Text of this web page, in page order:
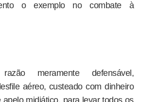
o exemplo no combate à
meramente defensável,
aéreo, custeado com dinheiro
apelo midiático, para levar todos os